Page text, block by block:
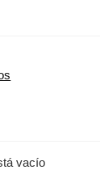
vacío